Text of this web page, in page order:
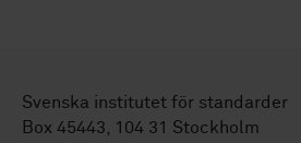
Svenska institutet för standarder
Box 45443, 104 31 Stockholm